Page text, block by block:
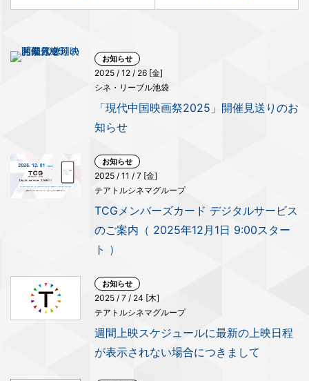
お知らせ
2025 / 12 / 26 [金]
シネ・リーブル池袋
「現代中国映画祭2025」開催見送りのお
知らせ
お知らせ
2025 / 11 / 7 [金]
テアトルシネマグループ
TCGメンバーズカード デジタルサービス
のご案内（ 2025年12月1日 9:00スター
ト ）
お知らせ
2025 / 7 / 24 [木]
テアトルシネマグループ
週間上映スケジュールに最新の上映日程
が表示されない場合につきまして